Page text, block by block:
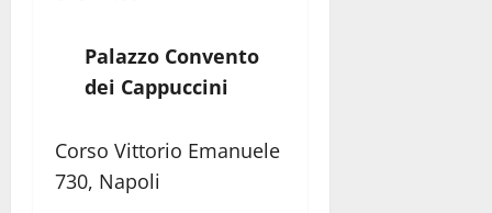
Palazzo Convento
dei Cappuccini
Corso Vittorio Emanuele
730, Napoli